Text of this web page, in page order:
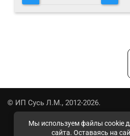
Мы используем файлы cookie
сайта. Оставаясь на
© ИП Сусь Л.М., 2012-2026.